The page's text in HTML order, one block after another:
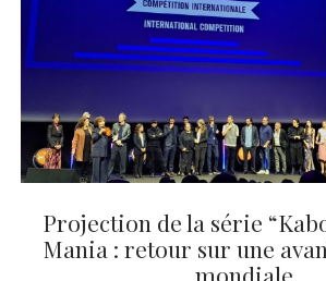
Projection de la série
Mania : retour sur une
mondiale